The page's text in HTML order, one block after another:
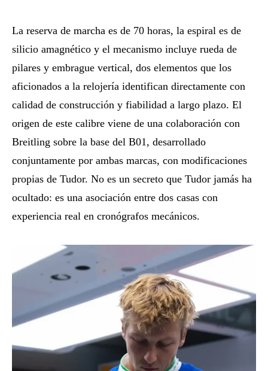
La reserva de marcha es de 70 horas, la espiral es de
silicio amagnético y el mecanismo incluye rueda de
pilares y embrague vertical, dos elementos que los
aficionados a la relojería identifican directamente con
calidad de construcción y fiabilidad a largo plazo. El
origen de este calibre viene de una colaboración con
Breitling sobre la base del B01, desarrollado
conjuntamente por ambas marcas, con modificaciones
propias de Tudor. No es un secreto que Tudor jamás ha
ocultado: es una asociación entre dos casas con
experiencia real en cronógrafos mecánicos.